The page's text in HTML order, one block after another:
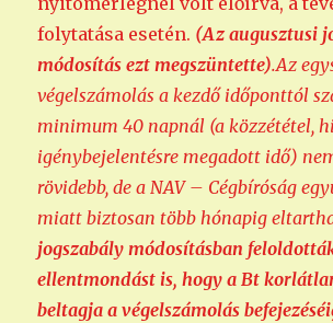
folytatása esetén. (Az augusztusi
módosítás ezt megszüntette).Az
végelszámolás a kezdő időponttól
minimum 40 napnál (a közzététel,
igénybejelentésre megadott idő)
rövidebb, de a NAV – Cégbíróság
miatt biztosan több hónapig
jogszabály módosításban
ellentmondást is, hogy a Bt
beltagja a végelszámolás